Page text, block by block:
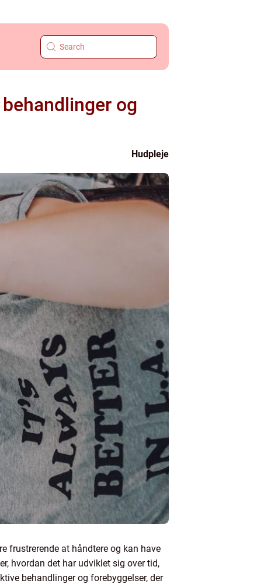
og
Hudpleje
frustrerende at håndtere og kan have
hvordan det har udviklet sig over tid,
behandlinger og forebyggelser, der